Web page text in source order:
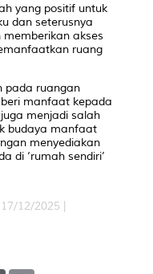
yang positif untuk
dan seterusnya
akses
ruang
pada ruangan
manfaat kepada
menjadi salah
budaya manfaat
menyediakan
di ‘rumah sendiri’
12/2025 |